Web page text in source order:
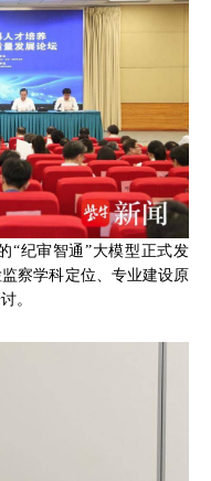
“纪审智通”大模型正式发
察学科定位、专业建设原
。